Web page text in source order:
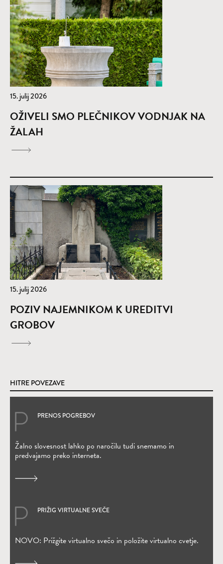
15. julij 2026
OŽIVELI SMO PLEČNIKOV VODNJAK NA
ŽALAH
15. julij 2026
POZIV NAJEMNIKOM K UREDITVI
GROBOV
HITRE POVEZAVE
PRENOS POGREBOV
Žalno slovesnost lahko po naročilu tudi snemamo in
predvajamo preko interneta.
(Odpre se v novem oknu)
PRIŽIG VIRTUALNE SVEČE
NOVO: Prižgite virtualno svečo in položite virtualno cvetje.
(Odpre se v novem oknu)